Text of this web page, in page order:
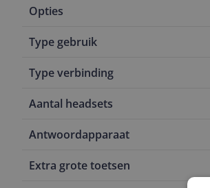
Opties
Type gebruik
Type verbinding
Aantal headsets
Antwoordapparaat
Extra grote toetsen